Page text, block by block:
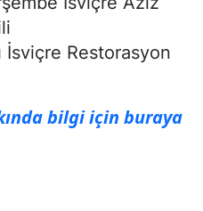
İsviçre Restorasyon
bilgi için buraya